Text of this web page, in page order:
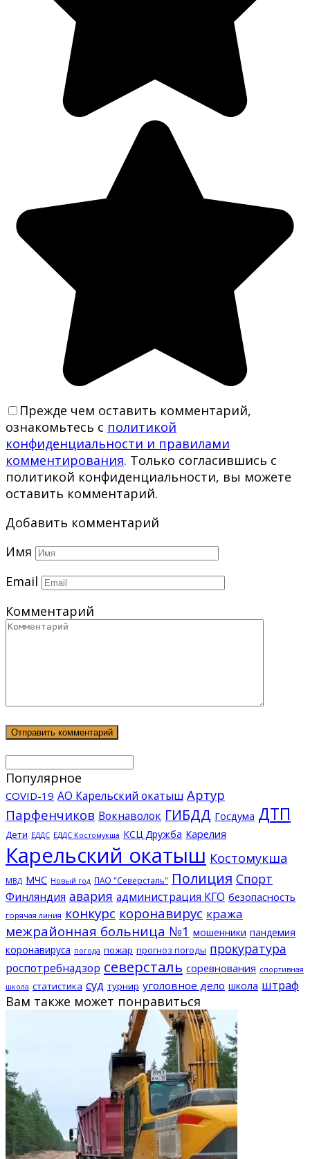
Прежде чем оставить комментарий,
ознакомьтесь с политикой
конфиденциальности и правилами
комментирования. Только согласившись с
политикой конфиденциальности, вы можете
оставить комментарий.
Добавить комментарий
Имя
Email
Комментарий
Популярное
COVID-19 АО Карельский окатыш Артур
Парфенчиков Вокнаволок ГИБДД Госдума ДТП
Дети ЕДДС ЕДДС Костомукша КСЦ Дружба Карелия
Карельский окатыш Костомукша
МВД МЧС Новый год ПАО "Северсталь" Полиция Спорт
Финляндия авария администрация КГО безопасность
горячая линия конкурс коронавирус кража
межрайонная больница №1 мошенники пандемия
коронавируса погода пожар прогноз погоды прокуратура
роспотребнадзор северсталь соревнования спортивная
школа статистика суд турнир уголовное дело школа штраф
Вам также может понравиться